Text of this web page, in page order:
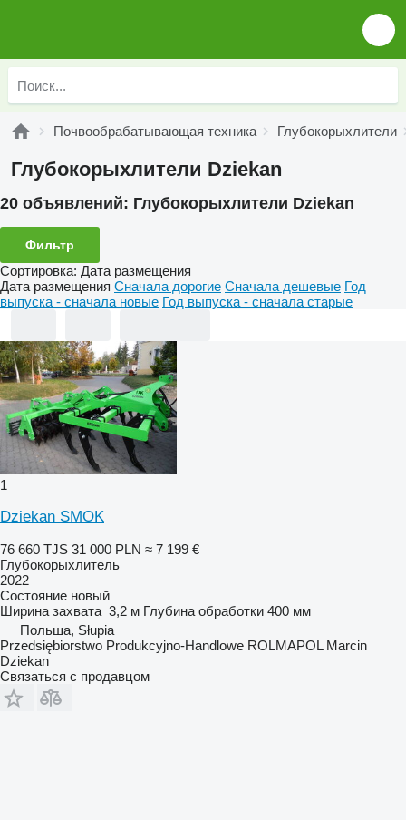
Почвообрабатывающая техника Глубокорыхлители
Глубокорыхлители Dziekan
20 объявлений: Глубокорыхлители Dziekan
Фильтр
Сортировка: Дата размещения
Дата размещения Сначала дорогие Сначала дешевые Год
выпуска - сначала новые Год выпуска - сначала старые
1
Dziekan SMOK
76 660 TJS 31 000 PLN ≈ 7 199 €
Глубокорыхлитель
2022
Состояние новый
Ширина захвата 3,2 м Глубина обработки 400 мм
Польша, Słupia
Przedsiębiorstwo Produkcyjno-Handlowe ROLMAPOL Marcin
Dziekan
Связаться с продавцом